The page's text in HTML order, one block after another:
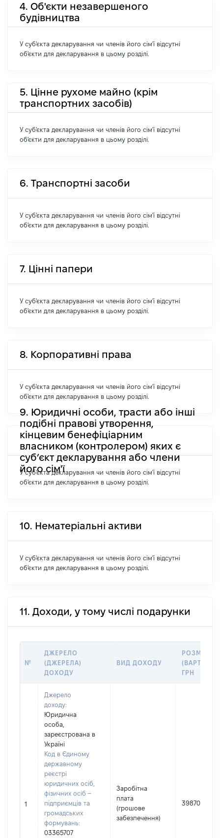
4. Об'єкти незавершеного
будівництва
У суб'єкта декларування чи членів його сім'ї відсутні
об'єкти для декларування в цьому розділі.
5. Цінне рухоме майно (крім
транспортних засобів)
У суб'єкта декларування чи членів його сім'ї відсутні
об'єкти для декларування в цьому розділі.
6. Транспортні засоби
У суб'єкта декларування чи членів його сім'ї відсутні
об'єкти для декларування в цьому розділі.
7. Цінні папери
У суб'єкта декларування чи членів його сім'ї відсутні
об'єкти для декларування в цьому розділі.
8. Корпоративні права
У суб'єкта декларування чи членів його сім'ї відсутні
об'єкти для декларування в цьому розділі.
9. Юридичні особи, трасти або інші
подібні правові утворення,
кінцевим бенефіціарним
власником (контролером) яких є
суб’єкт декларування або члени
його сім'ї
У суб'єкта декларування чи членів його сім'ї відсутні
об'єкти для декларування в цьому розділі.
10. Нематеріальні активи
У суб'єкта декларування чи членів його сім'ї відсутні
об'єкти для декларування в цьому розділі.
11. Доходи, у тому числі подарунки
№
ДЖЕРЕЛО
(ДЖЕРЕЛА)
ДОХОДУ
ВИД ДОХОДУ
РОЗМІР
ГРН
1
Джерело
доходу:
Юридична
особа,
зареєстрована в
Україні
Код в Єдиному
державному
реєстрі
юридичних осіб,
фізичних осіб –
підприємців та
громадських
формувань:
03365707
Заробітна
плата
(грошове
забезпечення)
398707